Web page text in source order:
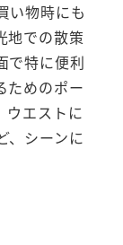
い物時にも
地での散策
で特に便利
ためのポー
ウエストに
、シーンに